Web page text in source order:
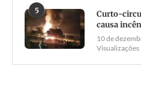
5
Curto-
causa
10 de
Visualizações